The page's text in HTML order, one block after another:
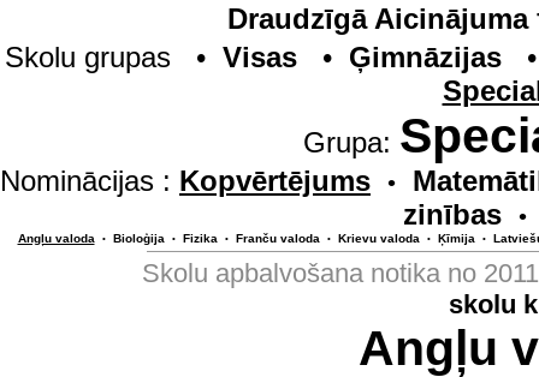
Draudzīgā
Skolu grupas • Visas• Ģimnāzijas
Grupa:
Nominācijas : Kopvērtējums •
zinības
•
Angļu valoda • Bioloģija • Fizika • Franču valoda • Krievu valoda • Ķīmija •
Skolu apbalvošana notika no
skolu
Angļu